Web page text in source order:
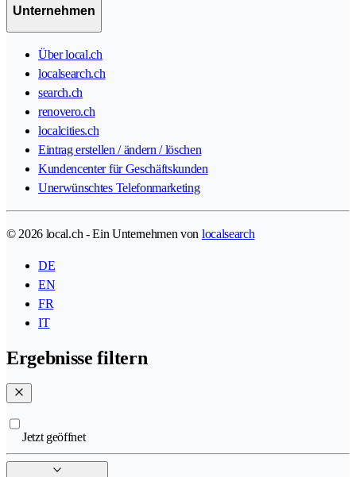
Unternehmen
Über local.ch
localsearch.ch
search.ch
renovero.ch
localcities.ch
Eintrag erstellen / ändern / löschen
Kundencenter für Geschäftskunden
Unerwünschtes Telefonmarketing
© 2026 local.ch - Ein Unternehmen von localsearch
DE
EN
FR
IT
Ergebnisse filtern
Jetzt geöffnet